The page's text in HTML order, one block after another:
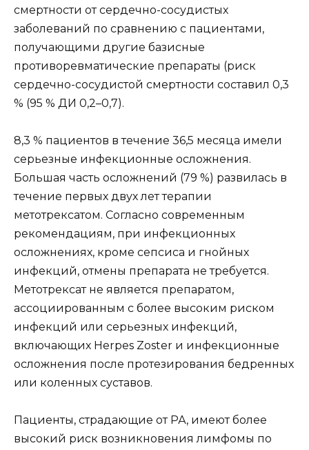
смертности от сердечно-сосудистых
заболеваний по сравнению с пациентами,
получающими другие базисные
противоревматические препараты (риск
сердечно-сосудистой смертности составил 0,3
% (95 % ДИ 0,2–0,7).
8,3 % пациентов в течение 36,5 месяца имели
серьезные инфекционные осложнения.
Большая часть осложнений (79 %) развилась в
течение первых двух лет терапии
метотрексатом. Согласно современным
рекомендациям, при инфекционных
осложнениях, кроме сепсиса и гнойных
инфекций, отмены препарата не требуется.
Метотрексат не является препаратом,
ассоциированным с более высоким риском
инфекций или серьезных инфекций,
включающих Herpes Zoster и инфекционные
осложнения после протезирования бедренных
или коленных суставов.
Пациенты, страдающие от РА, имеют более
высокий риск возникновения лимфомы по